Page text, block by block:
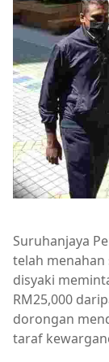
Suruhanjaya
telah
disyaki
RM25,000
dorongan
taraf